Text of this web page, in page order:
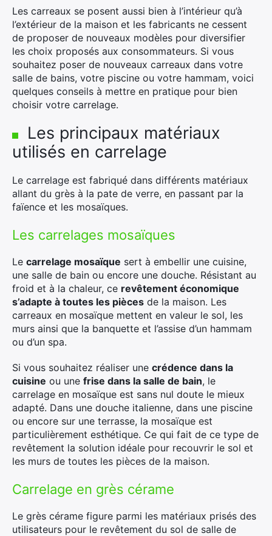
Les carreaux se posent aussi bien à l’intérieur qu’à
l’extérieur de la maison et les fabricants ne cessent
de proposer de nouveaux modèles pour diversifier
les choix proposés aux consommateurs. Si vous
souhaitez poser de nouveaux carreaux dans votre
salle de bains, votre piscine ou votre hammam, voici
quelques conseils à mettre en pratique pour bien
choisir votre carrelage.
Les principaux matériaux
utilisés en carrelage
Le carrelage est fabriqué dans différents matériaux
allant du grès à la pate de verre, en passant par la
faïence et les mosaïques.
Les carrelages mosaïques
Le carrelage mosaïque sert à embellir une cuisine,
une salle de bain ou encore une douche. Résistant au
froid et à la chaleur, ce revêtement économique
s’adapte à toutes les pièces de la maison. Les
carreaux en mosaïque mettent en valeur le sol, les
murs ainsi que la banquette et l’assise d’un hammam
ou d’un spa.
Si vous souhaitez réaliser une crédence dans la
cuisine ou une frise dans la salle de bain, le
carrelage en mosaïque est sans nul doute le mieux
adapté. Dans une douche italienne, dans une piscine
ou encore sur une terrasse, la mosaïque est
particulièrement esthétique. Ce qui fait de ce type de
revêtement la solution idéale pour recouvrir le sol et
les murs de toutes les pièces de la maison.
Carrelage en grès cérame
Le grès cérame figure parmi les matériaux prisés des
utilisateurs pour le revêtement du sol de salle de